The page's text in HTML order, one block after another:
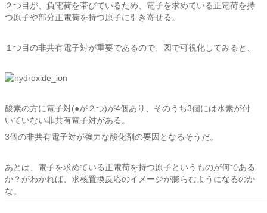
２つ目が、負電荷を帯びているため、電子を求めている正電荷を持
つ原子や部分正電荷を持つ原子に引き寄せる。
１つ目の非共有電子対が重要であるので、図で可視化してみると、
酸素の方に電子対(●が２つ)が4個あり、そのうち3個には水素が付
いていない非共有電子対がある。
3個の非共有電子対が強力な酸化剤の要因となるそうだ。
あとは、電子を求めている正電荷を持つ原子というものが何である
か？がわかれば、求核置換反応のイメージが膨らむようになるのか
な。